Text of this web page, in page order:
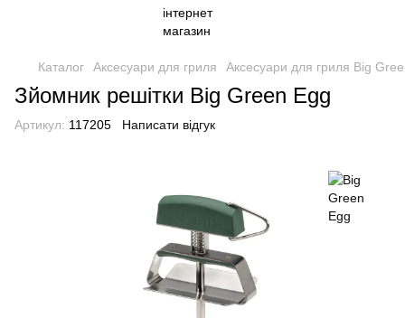
Каталог Аксесуари для гриля Аксесуари для гриля Big
Зйомник решітки Big Green Egg
Артикул: 117205 Написати відгук